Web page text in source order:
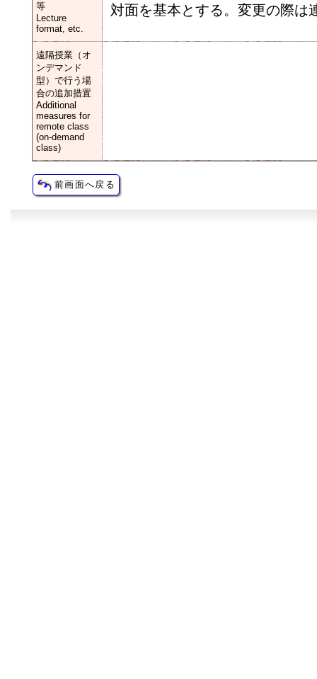
等
Lecture
format, etc.
対面を基本とする。変更の際は
遠隔授業（オ
ンデマンド
型）で行う場
合の追加措置
Additional
measures for
remote class
(on-demand
class)